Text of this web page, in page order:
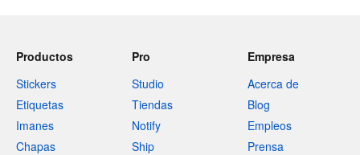
Productos
Stickers
Etiquetas
Imanes
Chapas
Pro
Studio
Tiendas
Notify
Ship
Empresa
Acerca de
Blog
Empleos
Prensa